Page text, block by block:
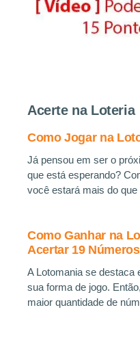
Acerte na Loteria
Como Jogar na
Já pensou em ser o
que está esperando?
você estará mais do que
Como Ganhar na
Acertar 19
A Lotomania se destaca
sua forma de jogo.
maior quantidade de